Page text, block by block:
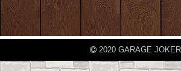
2020 GARAGE JOKER